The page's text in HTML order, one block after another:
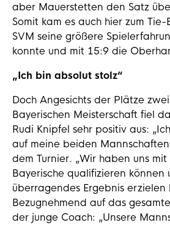
aber Mauerstetten den Satz
Somit kam es auch hier zum
SVM seine größere
konnte und mit 15:9 die
„Ich bin absolut stolz“
Doch Angesichts der Plätze
Bayerischen Meisterschaft fiel
Rudi Knipfel sehr positiv aus:
auf meine beiden
dem Turnier. „Wir haben uns
Bayerische qualifizieren
überragendes Ergebnis erzielen
Bezugnehmend auf das
der junge Coach: „Unsere